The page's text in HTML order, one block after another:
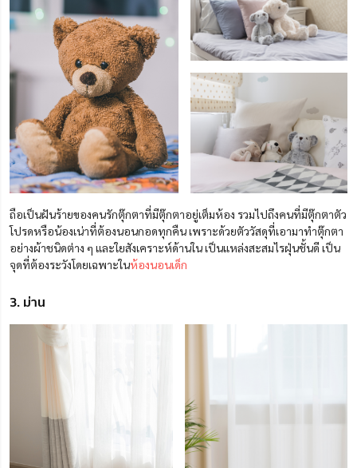
ถือเป็นฝันร้ายของคนรักตุ๊กตาที่มีตุ๊กตาอยู่เต็มห้อง รวมไปถึงคนที่มีตุ๊กตาตัว
โปรดหรือน้องเน่าที่ต้องนอนกอดทุกคืน เพราะด้วยตัววัสดุที่เอามาทำตุ๊กตา
อย่างผ้าชนิดต่าง ๆ และใยสังเคราะห์ด้านใน เป็นแหล่งสะสมไรฝุ่นชั้นดี เป็น
จุดที่ต้องระวังโดยเฉพาะในห้องนอนเด็ก
3. ม่าน